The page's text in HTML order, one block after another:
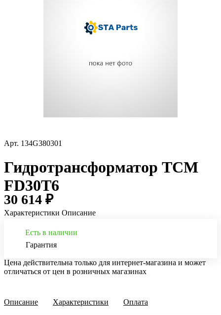
Арт. 134G380301
Гидротрансформатор TCM
FD30T6
30 614 ₽
Характеристики Описание
Есть в наличии
Гарантия
Цена действительна только для интернет-магазина и может
отличаться от цен в розничных магазинах
Описание Характеристики Оплата